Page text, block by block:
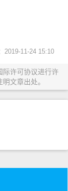
2019-11-24 15:10
许可协议进行许
文章出处。